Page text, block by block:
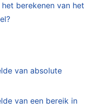
berekenen van het
van absolute
van een bereik in